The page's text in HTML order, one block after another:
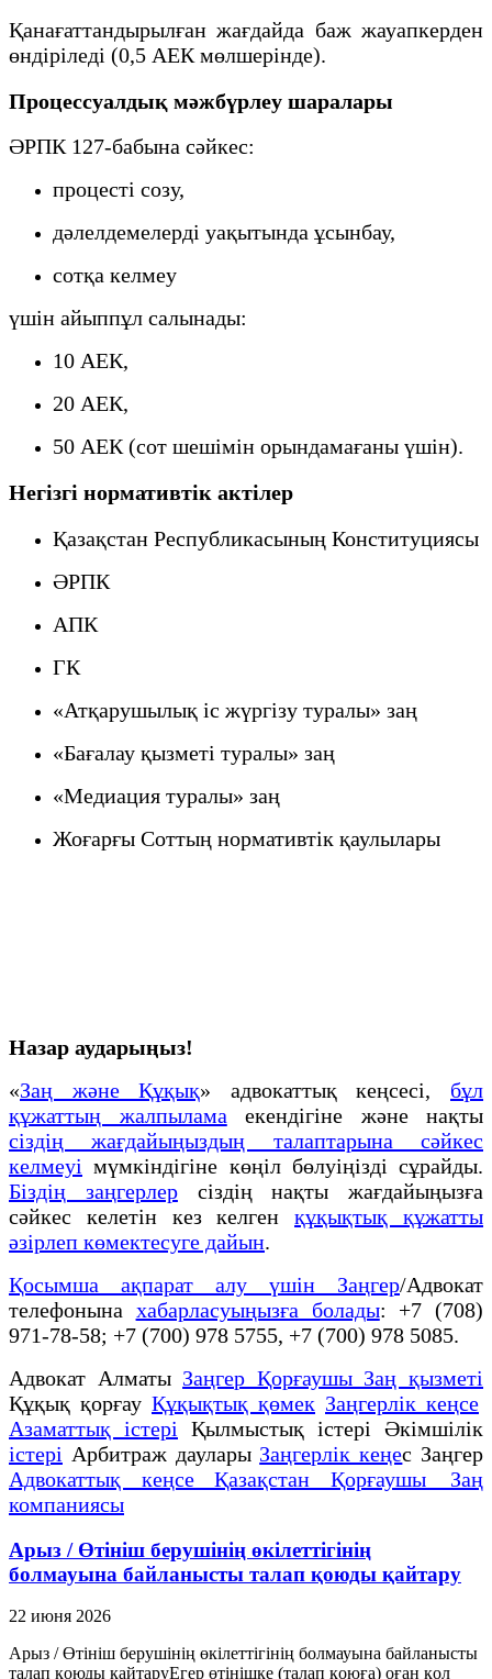
Қанағаттандырылған жағдайда баж жауапкерден
өндіріледі (0,5 АЕК мөлшерінде).
Процессуалдық мәжбүрлеу шаралары
ӘРПК 127-бабына сәйкес:
процесті созу,
дәлелдемелерді уақытында ұсынбау,
сотқа келмеу
үшін айыппұл салынады:
10 АЕК,
20 АЕК,
50 АЕК (сот шешімін орындамағаны үшін).
Негізгі нормативтік актілер
Қазақстан Республикасының Конституциясы
ӘРПК
АПК
ГК
«Атқарушылық іс жүргізу туралы» заң
«Бағалау қызметі туралы» заң
«Медиация туралы» заң
Жоғарғы Соттың нормативтік қаулылары
Назар аударыңыз!
«Заң және Құқық» адвокаттық кеңсесі, бұл
құжаттың жалпылама екендігіне және нақты
сіздің жағдайыңыздың талаптарына сәйкес
келмеуі мүмкіндігіне көңіл бөлуіңізді сұрайды.
Біздің заңгерлерсіздің нақты жағдайыңызға
сәйкес келетін кез келгенқұқықтық құжатты
әзірлеп көмектесуге дайын.
Қосымша ақпарат алу үшін Заңгер/Адвокат
телефонына хабарласуыңызға болады: +7 (708)
971-78-58; +7 (700) 978 5755, +7 (700) 978 5085.
Адвокат Алматы Заңгер Қорғаушы Заң қызметі
Құқық қорғау Құқықтық қөмек Заңгерлік кеңсе
Азаматтық істері Қылмыстық істері Әкімшілік
істері Арбитраж даулары Заңгерлік кеңес Заңгер
Адвокаттық кеңсе Қазақстан Қорғаушы Заң
компаниясы
Арыз / Өтініш берушінің өкілеттігінің
болмауына байланысты талап қоюды қайтару
22 июня 2026
Арыз / Өтініш берушінің өкілеттігінің болмауына байланысты
талап қоюды қайтаруЕгер өтінішке (талап қоюға) оған қол